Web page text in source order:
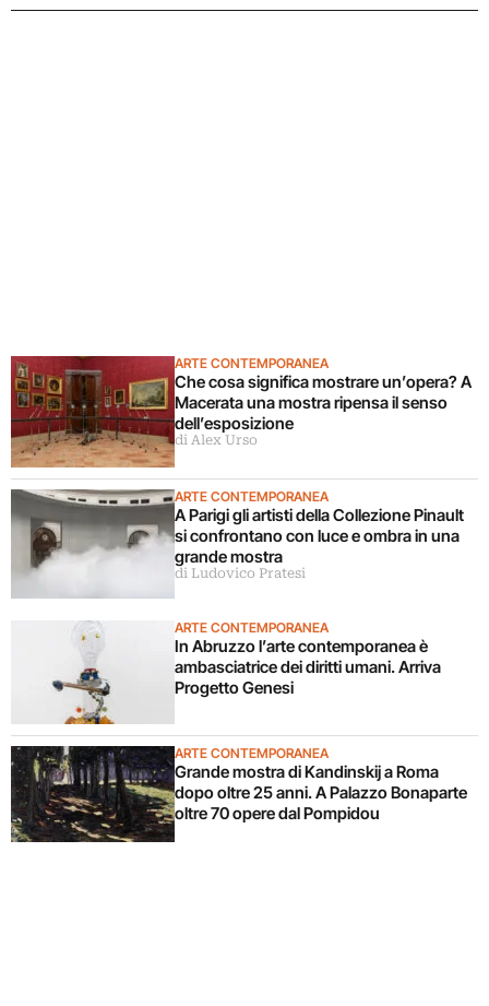
ARTE CONTEMPORANEA
Che cosa significa mostrare un’opera? A
Macerata una mostra ripensa il senso
dell’esposizione
di Alex Urso
ARTE CONTEMPORANEA
A Parigi gli artisti della Collezione Pinault
si confrontano con luce e ombra in una
grande mostra
di Ludovico Pratesi
ARTE CONTEMPORANEA
In Abruzzo l’arte contemporanea è
ambasciatrice dei diritti umani. Arriva
Progetto Genesi
ARTE CONTEMPORANEA
Grande mostra di Kandinskij a Roma
dopo oltre 25 anni. A Palazzo Bonaparte
oltre 70 opere dal Pompidou